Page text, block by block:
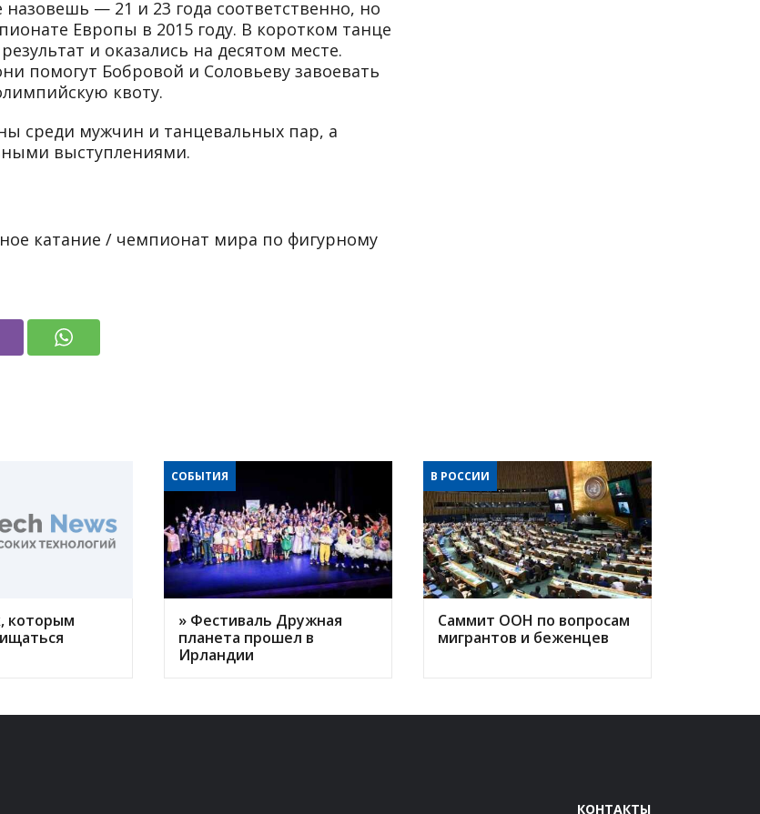
— 21 и 23 года соответственно, но
Европы в 2015 году. В коротком танце
и оказались на десятом месте.
помогут Бобровой и Соловьеву завоевать
квоту.
среди мужчин и танцевальных пар, а
выступлениями.
катание / чемпионат мира по фигурному
которым
СОБЫТИЯ
» Фестиваль Дружная
планета прошел в
Ирландии
В РОССИИ
Саммит ООН по вопросам
мигрантов и беженцев
КОНТАКТЫ